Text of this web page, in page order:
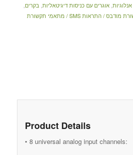
, אוגרים עם כניסות דיגיטאליות, בקרים
תקשורת מודבס / התראות SMS / מתאמי תקשורת
Product Details
• 8 universal analog input channels: